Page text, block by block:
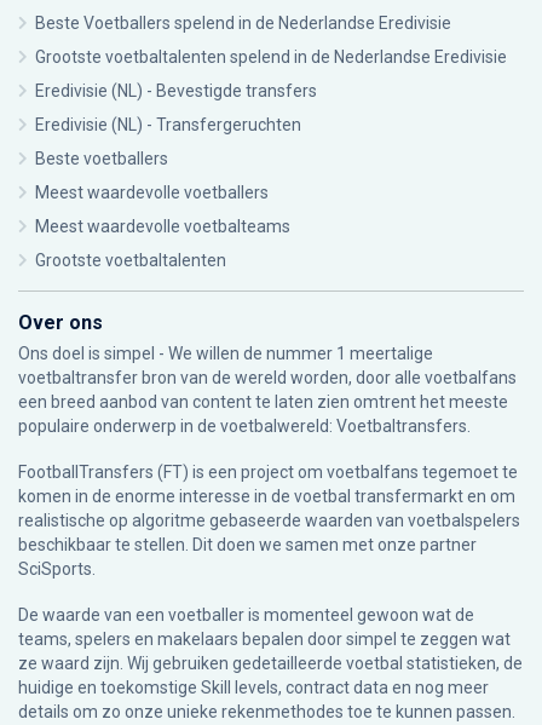
Beste Voetballers spelend in de Nederlandse Eredivisie
Grootste voetbaltalenten spelend in de Nederlandse Eredivisie
Eredivisie (NL) - Bevestigde transfers
Eredivisie (NL) - Transfergeruchten
Beste voetballers
Meest waardevolle voetballers
Meest waardevolle voetbalteams
Grootste voetbaltalenten
Over ons
Ons doel is simpel - We willen de nummer 1 meertalige
voetbaltransfer bron van de wereld worden, door alle voetbalfans
een breed aanbod van content te laten zien omtrent het meeste
populaire onderwerp in de voetbalwereld: Voetbaltransfers.
FootballTransfers (FT) is een project om voetbalfans tegemoet te
komen in de enorme interesse in de voetbal transfermarkt en om
realistische op algoritme gebaseerde waarden van voetbalspelers
beschikbaar te stellen. Dit doen we samen met onze partner
SciSports
De waarde van een voetballer is momenteel gewoon wat de
teams, spelers en makelaars bepalen door simpel te zeggen wat
ze waard zijn. Wij gebruiken gedetailleerde voetbal statistieken, de
huidige en toekomstige Skill levels, contract data en nog meer
details om zo onze unieke rekenmethodes toe te kunnen passen.